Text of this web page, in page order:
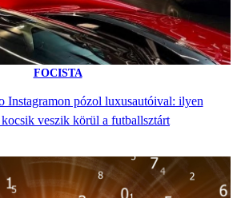
FOCISTA
Instagramon pózol luxusautóival: ilyen
kocsik veszik körül a futballsztárt